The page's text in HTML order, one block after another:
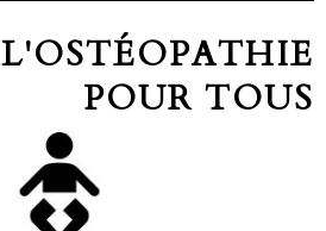
L'OSTÉOPATHIE
POUR TOUS